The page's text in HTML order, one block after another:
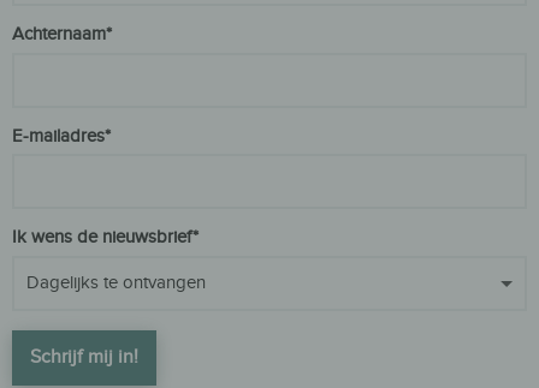
Achternaam*
E-mailadres*
Ik wens de nieuwsbrief*
Schrijf mij in!